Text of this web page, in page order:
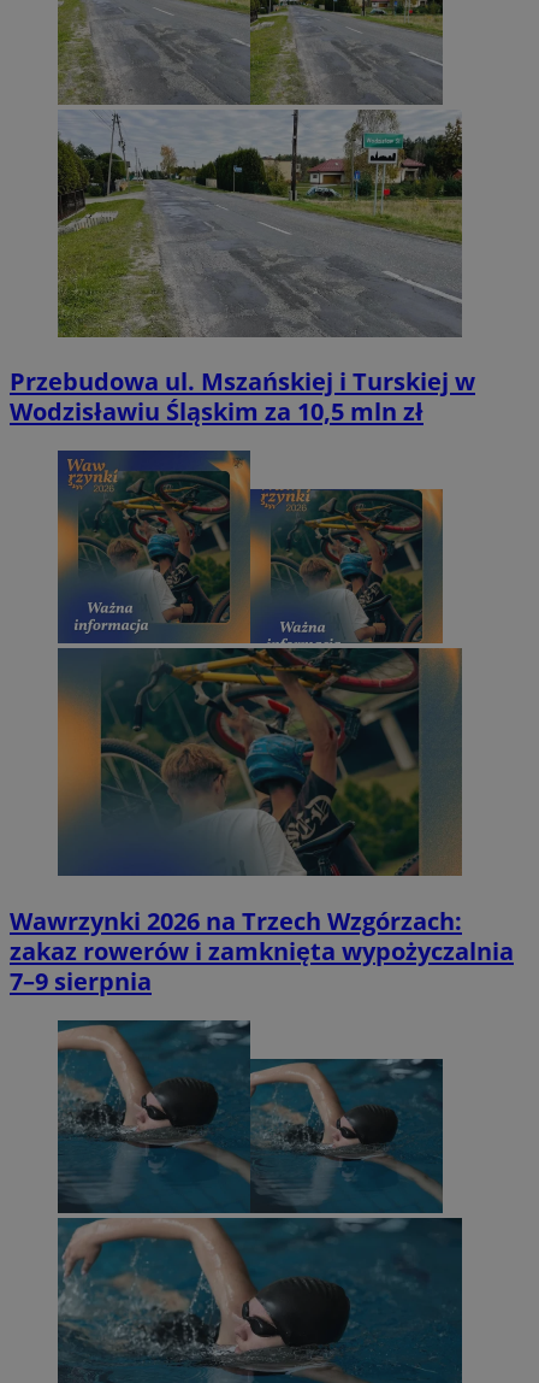
Przebudowa ul. Mszańskiej i Turskiej w
Wodzisławiu Śląskim za 10,5 mln zł
Wawrzynki 2026 na Trzech Wzgórzach:
zakaz rowerów i zamknięta wypożyczalnia
7–9 sierpnia